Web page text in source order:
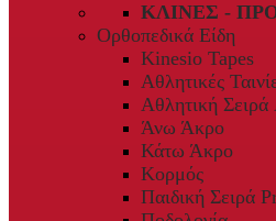
ΚΛΊΝΕΣ -
Ορθοπεδικά Είδη
Kinesio Tapes
Αθλητικές
Αθλητική
Άνω Άκρο
Κάτω Άκρο
Κορμός
Παιδική Σειρά